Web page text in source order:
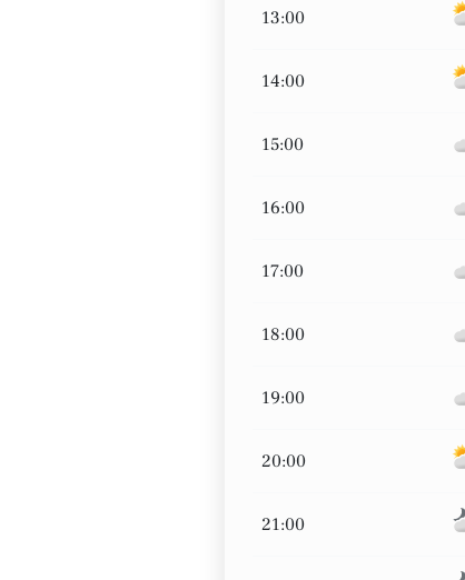
13:00
14:00
15:00
16:00
17:00
18:00
19:00
20:00
21:00